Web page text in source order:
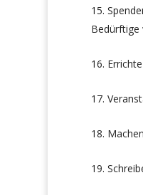
Bedürftige